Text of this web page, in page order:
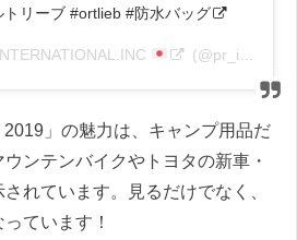
リーブ #ortlieb #防水バッグ
(@pr_international.inc) on
2019」の魅力は、キャンプ用品だ
ンテンバイクやトヨタの新車・
れています。見るだけでなく、
ています！